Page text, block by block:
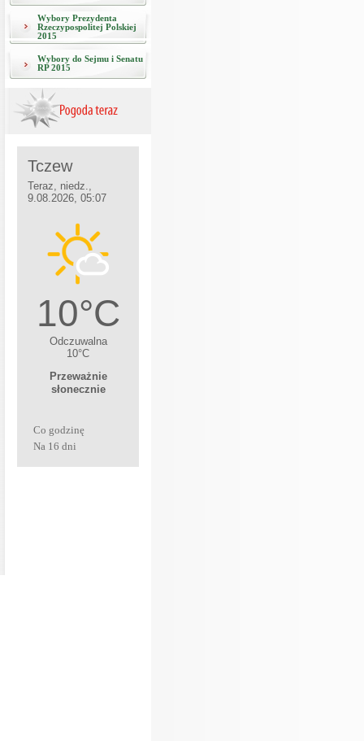
Wybory Prezydenta
Rzeczypospolitej Polskiej
2015
Wybory do Sejmu i Senatu
RP 2015
Co godzinę
Na 16 dni